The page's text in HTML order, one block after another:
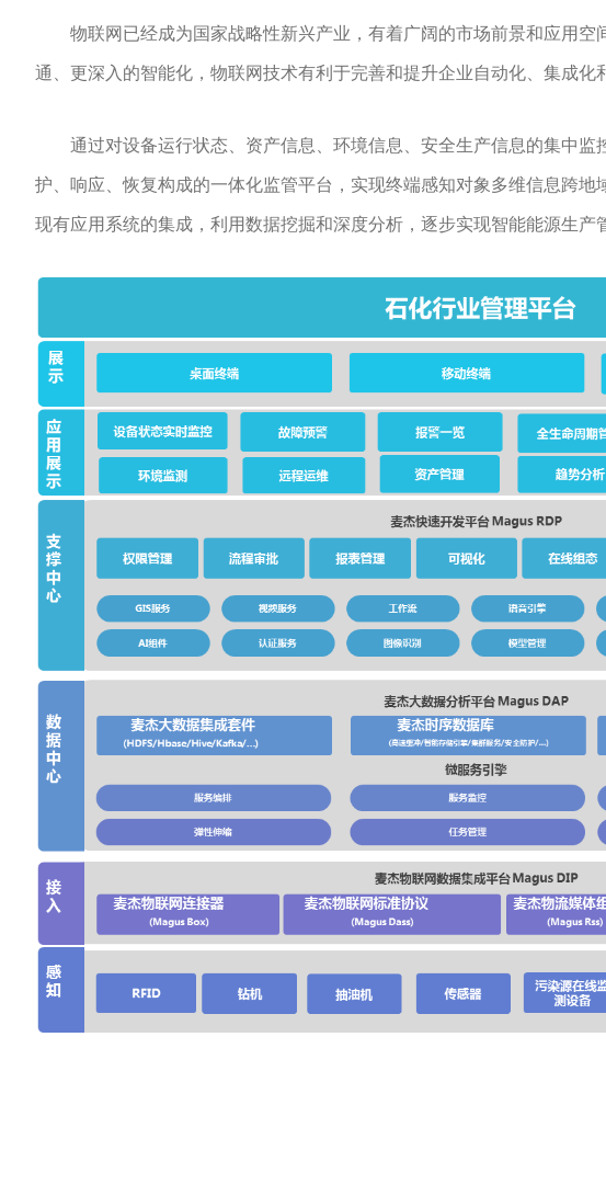
物联网已经成为国家战略性新兴产业，有着广阔的市场前景和应用
通、更深入的智能化，物联网技术有利于完善和提升企业自动化、集成化
通过对设备运行状态、资产信息、环境信息、安全生产信息的集中监
护、响应、恢复构成的一体化监管平台，实现终端感知对象多维信息跨地
现有应用系统的集成，利用数据挖掘和深度分析，逐步实现智能能源生产